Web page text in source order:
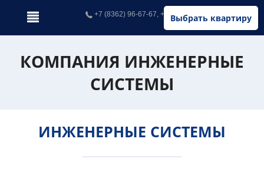
Выбрать квартиру
+7 (8362) 96-67-67, +7 (902) 326-67-67
КОМПАНИЯ ИНЖЕНЕРНЫЕ
СИСТЕМЫ
ИНЖЕНЕРНЫЕ СИСТЕМЫ